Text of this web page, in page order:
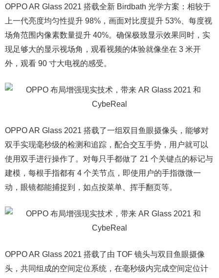
OPPO AR Glass 2021 搭载全新 Birdbath 光学方案：相较于
上一代亮度均匀性提升 98%，画面对比度提升 53%、每度视
场角范围内像素数量提升 40%。确保极致显示效果同时，实
现足够大的显示视场角，观看视频的体验就像坐在 3 米开
外，观看 90 寸大电视的感受。
OPPO AR Glass 2021 搭载了一组双目鱼眼摄像头，能够对
双手实现毫秒级的检测和追踪，配合交互手势，用户就可以
使用双手进行操作了。对每只手都做了 21 个关键点的标记与
建模，每根手指都有 4 个关节点，即使用户的手指微微一
动，眼镜都能捕捉到，如点按菜单、挥手翻页等。
OPPO AR Glass 2021 搭载了由 TOF 镜头与双目鱼眼摄像
头，共同组成的空间定位系统，在毫秒级内完成空间定位计